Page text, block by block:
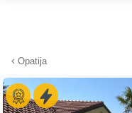
Opatija